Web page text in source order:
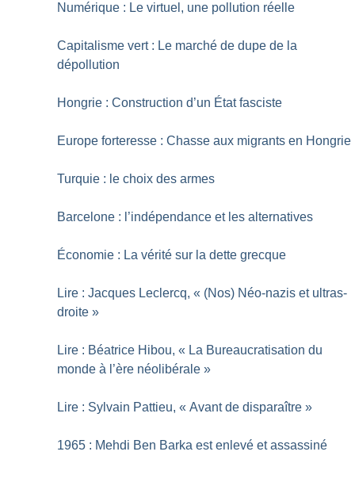
Numérique : Le virtuel, une pollution réelle
Capitalisme vert : Le marché de dupe de la
dépollution
Hongrie : Construction d’un État fasciste
Europe forteresse : Chasse aux migrants en Hongrie
Turquie : le choix des armes
Barcelone : l’indépendance et les alternatives
Économie : La vérité sur la dette grecque
Lire : Jacques Leclercq, « (Nos) Néo-nazis et ultras-
droite »
Lire : Béatrice Hibou, « La Bureaucratisation du
monde à l’ère néolibérale »
Lire : Sylvain Pattieu, « Avant de disparaître »
1965 : Mehdi Ben Barka est enlevé et assassiné